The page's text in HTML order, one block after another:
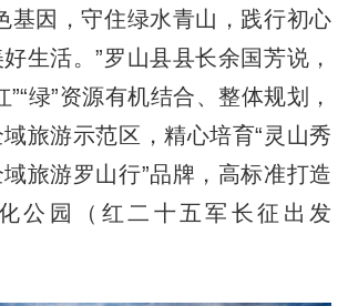
因，守住绿水青山，践行初心
生活。”罗山县县长余国芳说，
”“绿”资源有机结合、整体规划，
旅游示范区，精心培育“灵山秀
旅游罗山行”品牌，高标准打造
公园（红二十五军长征出发